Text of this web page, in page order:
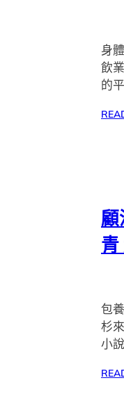
身
飲
的
包
杉
小